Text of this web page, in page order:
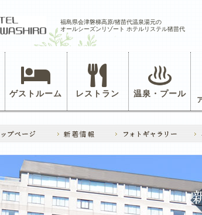
福島県会津磐梯高原/猪苗代温泉湯元の
オールシーズンリゾート ホテルリステル猪苗代
ゲストルーム レストラン 温泉・プール